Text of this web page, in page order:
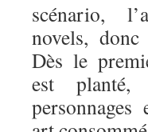
scénario,
novels,
Dès le
est planté,